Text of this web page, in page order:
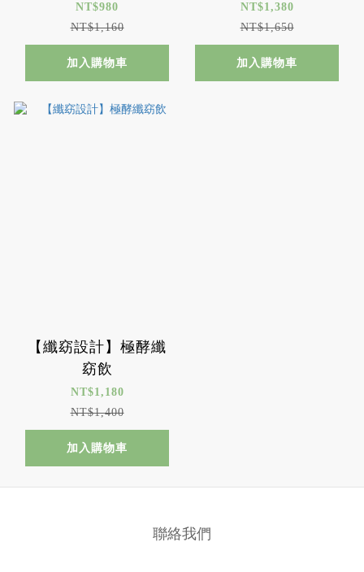
NT$980
NT$1,160
加入購物車
NT$1,380
NT$1,650
加入購物車
【纖窈設計】極酵纖
窈飲
NT$1,180
NT$1,400
加入購物車
聯絡我們